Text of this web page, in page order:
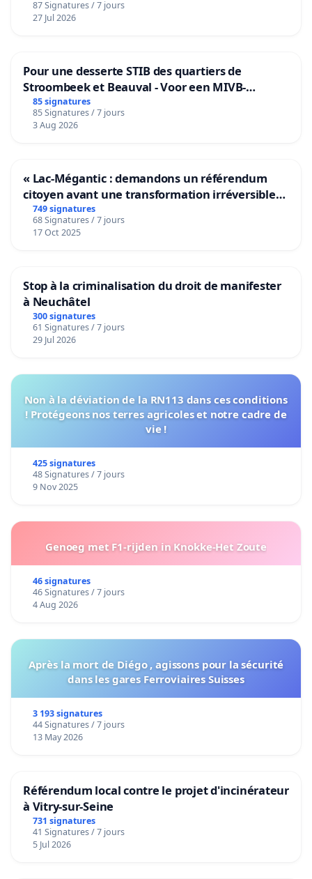
87 Signatures / 7 jours
27 Jul 2026
Pour une desserte STIB des quartiers de
Stroombeek et Beauval - Voor een MIVB-
bediening van de wijken Strombeek en Het
Voor
85 signatures
85 Signatures / 7 jours
3 Aug 2026
« Lac-Mégantic : demandons un référendum
citoyen avant une transformation irréversible
de notre territoire »
749 signatures
68 Signatures / 7 jours
17 Oct 2025
Stop à la criminalisation du droit de manifester
à Neuchâtel
300 signatures
61 Signatures / 7 jours
29 Jul 2026
Non à la déviation de la RN113 dans ces conditions
! Protégeons nos terres agricoles et notre cadre de
vie !
425 signatures
48 Signatures / 7 jours
9 Nov 2025
Genoeg met F1-rijden in Knokke-Het Zoute
46 signatures
46 Signatures / 7 jours
4 Aug 2026
Après la mort de Diégo , agissons pour la sécurité
dans les gares Ferroviaires Suisses
3 193 signatures
44 Signatures / 7 jours
13 May 2026
Référendum local contre le projet d'incinérateur
à Vitry-sur-Seine
731 signatures
41 Signatures / 7 jours
5 Jul 2026